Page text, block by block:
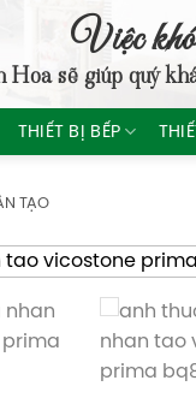
Việc khó
Hoasẽ giúp quý
THIẾT BỊ BẾP
TẠO